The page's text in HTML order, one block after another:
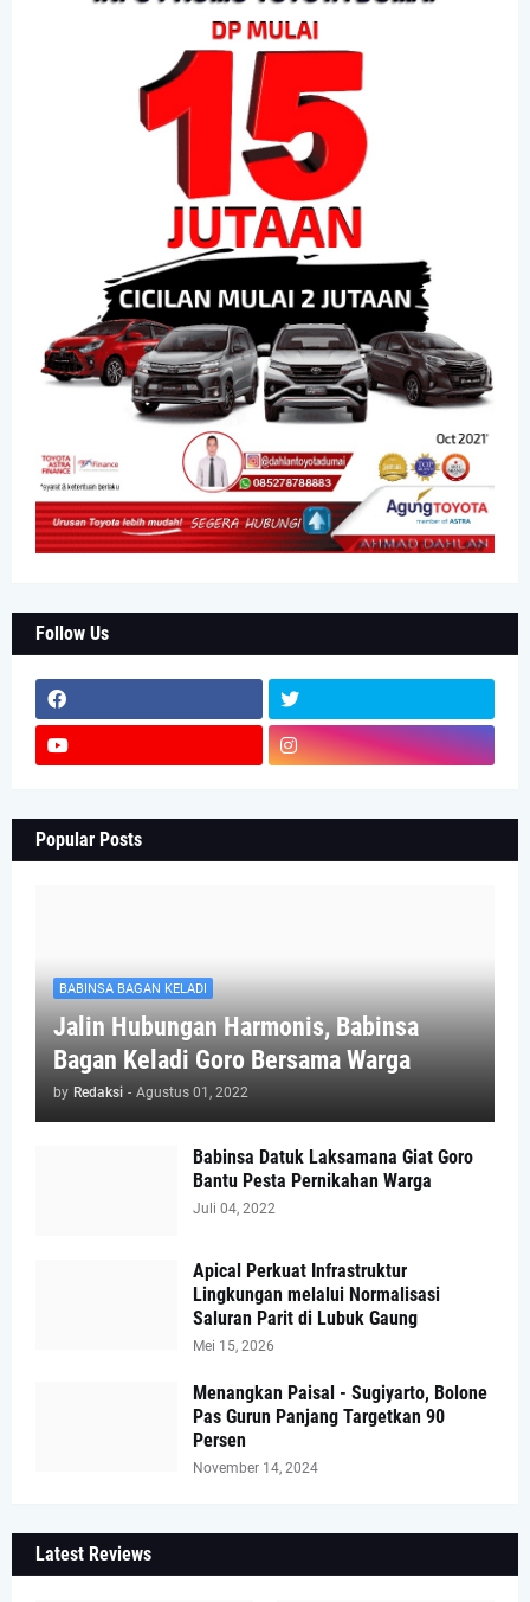
Follow Us
Popular Posts
BABINSA BAGAN KELADI
Jalin Hubungan Harmonis, Babinsa
Bagan Keladi Goro Bersama Warga
by Redaksi - Agustus 01, 2022
Babinsa Datuk Laksamana Giat Goro
Bantu Pesta Pernikahan Warga
Juli 04, 2022
Apical Perkuat Infrastruktur
Lingkungan melalui Normalisasi
Saluran Parit di Lubuk Gaung
Mei 15, 2026
Menangkan Paisal - Sugiyarto, Bolone
Pas Gurun Panjang Targetkan 90
Persen
November 14, 2024
Latest Reviews